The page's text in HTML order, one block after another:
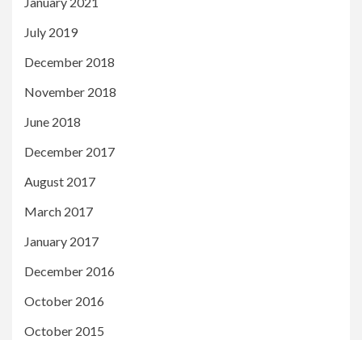
July 2019
December 2018
November 2018
June 2018
December 2017
August 2017
March 2017
January 2017
December 2016
October 2016
October 2015